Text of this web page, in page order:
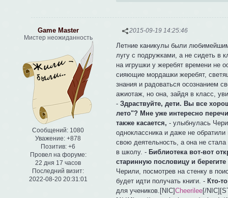
2015-09-19 14:25:46
Game Master
Мистер неожиданность
Сообщений: 1080
Уважение: +878
Позитив: +6
Провел на форуме:
22 дня 17 часов
Последний визит:
2022-08-20 20:31:01
Летние каникулы были
лугу с подружками, а не сидеть в
на игрушки у жеребят времени не
сияющие мордашки жеребят,
знания и радоваться осознанием
ажиотаж, но она, зайдя в класс,
-Здраствуйте, дети. Вы все
лето"? Мне уже интересно
также касается, - улыбнулась
одноклассника и даже не
свою деятельность, а она не
в школу. - Библиотека вот-вот
старинную пословицу и
Черили, посмотрев на стенку в
будет идти получать книги. - Кто-
для учеников.[NIC]Cheerilee[/